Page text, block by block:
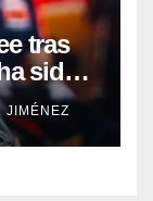
tras
sido
JIMÉNEZ